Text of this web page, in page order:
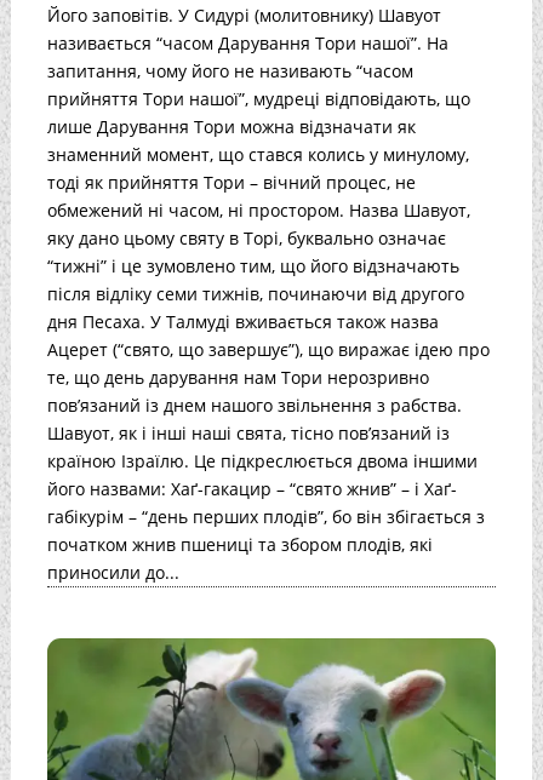
Його заповітів. У Сидурі (молитовнику) Шавуот
називається “часом Дарування Тори нашої”. На
запитання, чому його не називають “часом
прийняття Тори нашої”, мудреці відповідають, що
лише Дарування Тори можна відзначати як
знаменний момент, що стався колись у минулому,
тоді як прийняття Тори – вічний процес, не
обмежений ні часом, ні простором. Назва Шавуот,
яку дано цьому святу в Торі, буквально означає
“тижні” і це зумовлено тим, що його відзначають
після відліку семи тижнів, починаючи від другого
дня Песаха. У Талмуді вживається також назва
Ацерет (“свято, що завершує”), що виражає ідею про
те, що день дарування нам Тори нерозривно
пов’язаний із днем нашого звільнення з рабства.
Шавуот, як і інші наші свята, тісно пов’язаний із
країною Ізраїлю. Це підкреслюється двома іншими
його назвами: Хаґ-гакацир – “свято жнив” – і Хаґ-
габікурім – “день перших плодів”, бо він збігається з
початком жнив пшениці та збором плодів, які
приносили до...